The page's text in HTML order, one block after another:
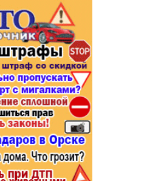
Телекоммуникации и связь
Торговля
Бизнес и финансы
Юристы, Экспертиза, Страхование